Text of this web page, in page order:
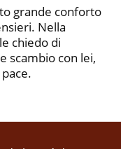
grande conforto
Nella
chiedo di
scambio con lei,